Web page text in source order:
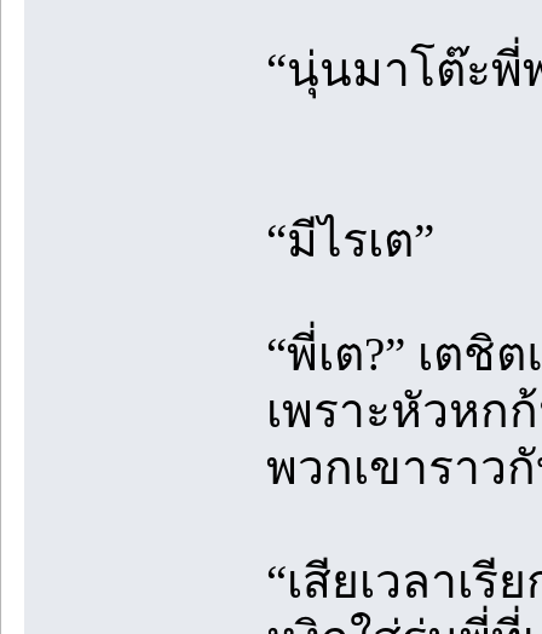
“นุ่นมาโต๊ะพี่
“มีไรเต”
“พี่เต?” เต
เพราะหัวหก
พวกเขาราว
“เสียเวลาเ